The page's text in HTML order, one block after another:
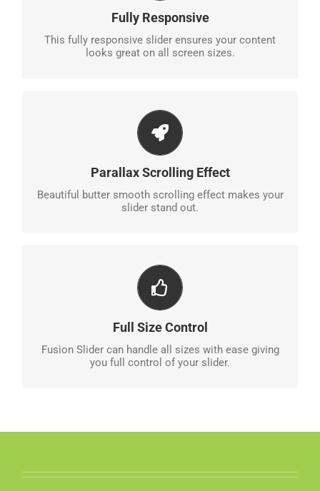
Fully Responsive
This fully responsive slider ensures your content
looks great on all screen sizes.
No matter the size of your screen or device, your
site will look fantastic.
Parallax Scrolling Effect
Beautiful butter smooth scrolling effect makes your
slider stand out.
EYE OPENING EFFECTS
Parallax scrolling effect gives your slider the extra
oomph it needs.
Full Size Control
Fusion Slider can handle all sizes with ease giving
you full control of your slider.
HAVE NO LIMITS
From fixed width to full width to full screen, Fusion
Slider handles it all.